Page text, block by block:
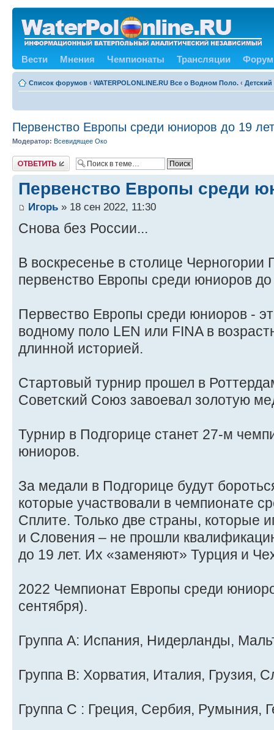
Вести Мнения Чемпионаты Трансляции Форум
Список форумов ‹ WATERPOLONLINE.RU Все о Водном Поло. ‹ Детский
Первенство Европы среди юниоров до 19
Модератор: Всевидящее Око
Ответить
Первенство Европы среди
Игорь » 18 сен 2022, 11:30
Снова без России...
В воскресенье в столице Черногории
первенство Европы среди юниоров до
Первество Европы среди юниоров -
водному поло LEN или FINA в
длинной историей.
Стартовый турнир прошел в
Советский Союз завоевал золотую
Турнир в Подгорице станет 27-м
юниоров.
За медали в Подгорице будут
которые участвовали в чемпионате
Сплите. Только две страны, которые
и Словения – не прошли
до 19 лет. Их «заменяют» Турция и
2022 Чемпионат Европы среди
сентября).
Группа А: Испания, Нидерланды,
Группа B: Хорватия, Италия, Грузия,
Группа C : Греция, Сербия, Румыния,